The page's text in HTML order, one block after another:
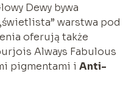
Dewy bywa
warstwa pod
oferują także
Always Fabulous
pigmentami i Anti-